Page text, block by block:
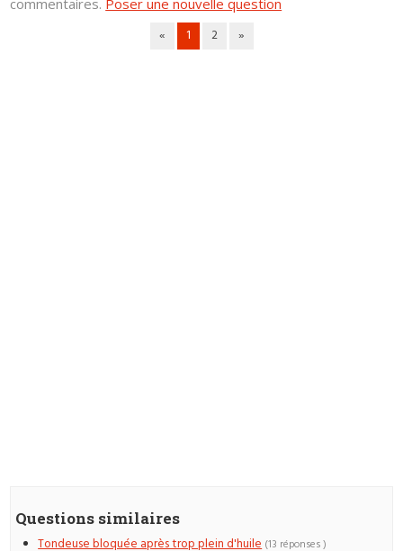
« 1 2 »
Questions similaires
Tondeuse bloquée après trop plein d'huile (13 réponses )